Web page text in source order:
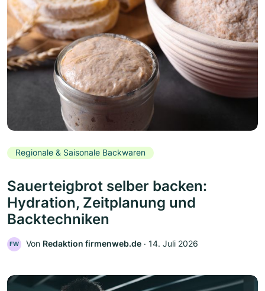
Regionale & Saisonale Backwaren
Sauerteigbrot selber backen:
Hydration, Zeitplanung und
Backtechniken
FW Von Redaktion firmenweb.de ‧ 14. Juli 2026